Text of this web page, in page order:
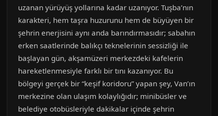
uzanan yürüyüş yollarına kadar uzanıyor. Tuşba’nın
karakteri, hem taşra huzurunu hem de büyüyen bir
şehrin enerjisini aynı anda barındırmasıdır; sabahın
erken saatlerinde balıkçı teknelerinin sessizliği ile
başlayan gün, akşamüzeri merkezdeki kafelerin
hareketlenmesiyle farklı bir tını kazanıyor. Bu
bölgeyi gerçek bir “keşif koridoru” yapan şey, Van’ın
merkezine olan ulaşım kolaylığıdır; minibüsler ve
belediye otobüsleriyle dakikalar içinde şehrin